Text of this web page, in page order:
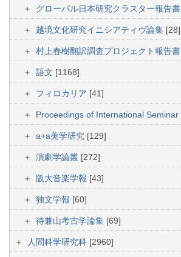
グローバル日本研究クラスター報告書
越境文化研究イニシアティヴ論集 [28]
村上春樹翻訳調査プロジェクト報告書
語文 [1168]
フィロカリア [41]
Proceedings of International Seminar
a+a美学研究 [129]
演劇学論叢 [272]
阪大音楽学報 [43]
独文学報 [60]
待兼山考古学論集 [69]
人間科学研究科 [2960]